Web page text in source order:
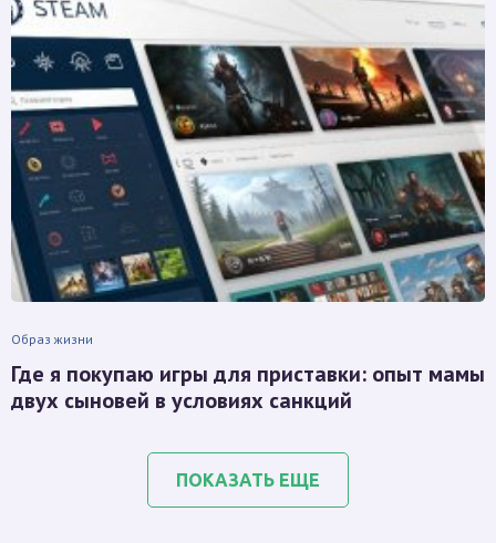
Образ жизни
Где я покупаю игры для приставки: опыт мамы
двух сыновей в условиях санкций
ПОКАЗАТЬ ЕЩЕ